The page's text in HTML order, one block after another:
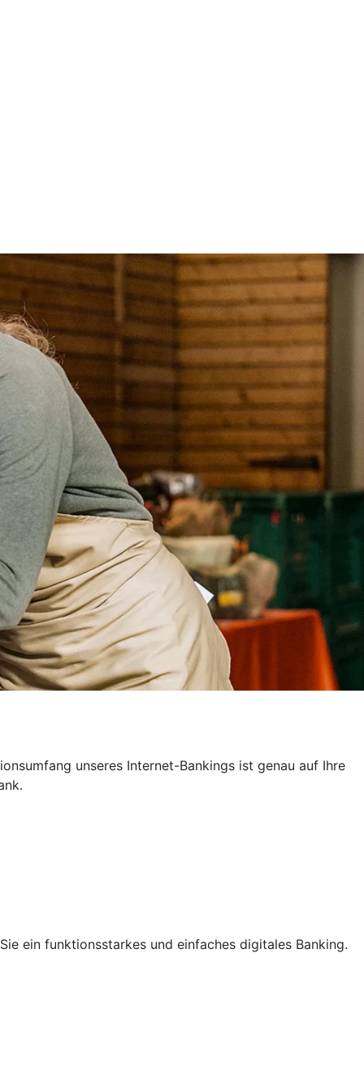
unseres Internet-Bankings ist genau auf Ihre
ein funktionsstarkes und einfaches digitales Banking.